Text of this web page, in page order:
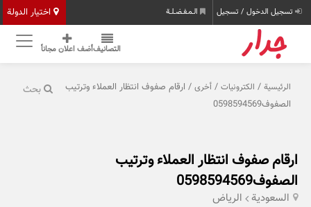
اختيار الدولة تسجيل الدخول / تسجيل الـمـفـضـلـة
التصانيفأضف اعلان مجاناً
بحث الرئيسية / الكترونيات /أخرى / ارقام صفوف انتظار العملاء وترتيب
الصفوف0598594569
ارقام صفوف انتظار العملاء وترتيب
الصفوف0598594569
السعودية الرياض